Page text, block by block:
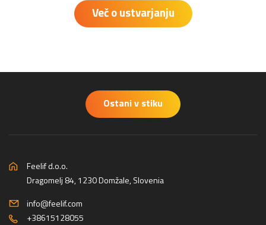
Več o ustvarjanju
Ostani v stiku
Feelif d.o.o.
Dragomelj 84, 1230 Domžale, Slovenia
info@feelif.com
+38615128055